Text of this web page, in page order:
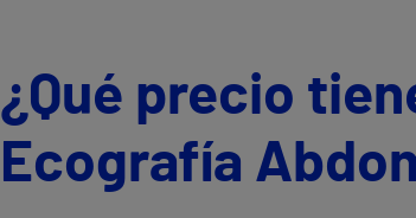
¿Qué precio
Ecografía